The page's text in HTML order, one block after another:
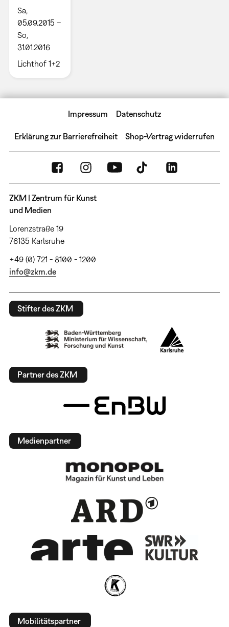
Sa,
05.09.2015 –
So,
31.01.2016
Lichthof 1+2
Impressum Datenschutz
Erklärung zur Barrierefreiheit Shop-Vertrag widerrufen
ZKM | Zentrum für Kunst
und Medien
Lorenzstraße 19
76135 Karlsruhe
+49 (0) 721 - 8100 - 1200
info@zkm.de
Stifter des ZKM
Partner des ZKM
Medienpartner
Mobilitätspartner